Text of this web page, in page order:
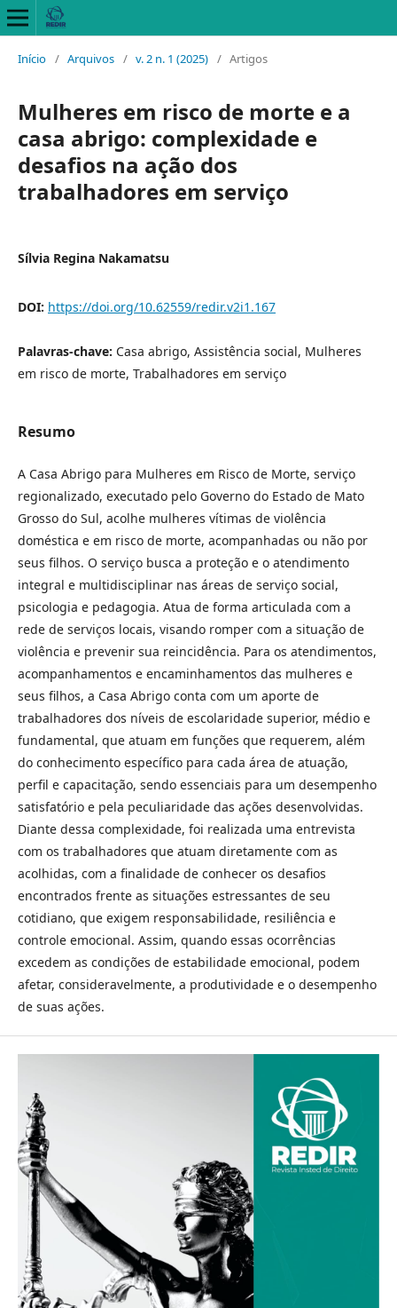
Início / Arquivos / v. 2 n. 1 (2025) / Artigos
Mulheres em risco de morte e a
casa abrigo: complexidade e
desafios na ação dos
trabalhadores em serviço
Sílvia Regina Nakamatsu
DOI: https://doi.org/10.62559/redir.v2i1.167
Palavras-chave: Casa abrigo, Assistência social, Mulheres
em risco de morte, Trabalhadores em serviço
Resumo
A Casa Abrigo para Mulheres em Risco de Morte, serviço
regionalizado, executado pelo Governo do Estado de Mato
Grosso do Sul, acolhe mulheres vítimas de violência
doméstica e em risco de morte, acompanhadas ou não por
seus filhos. O serviço busca a proteção e o atendimento
integral e multidisciplinar nas áreas de serviço social,
psicologia e pedagogia. Atua de forma articulada com a
rede de serviços locais, visando romper com a situação de
violência e prevenir sua reincidência. Para os atendimentos,
acompanhamentos e encaminhamentos das mulheres e
seus filhos, a Casa Abrigo conta com um aporte de
trabalhadores dos níveis de escolaridade superior, médio e
fundamental, que atuam em funções que requerem, além
do conhecimento específico para cada área de atuação,
perfil e capacitação, sendo essenciais para um desempenho
satisfatório e pela peculiaridade das ações desenvolvidas.
Diante dessa complexidade, foi realizada uma entrevista
com os trabalhadores que atuam diretamente com as
acolhidas, com a finalidade de conhecer os desafios
encontrados frente as situações estressantes de seu
cotidiano, que exigem responsabilidade, resiliência e
controle emocional. Assim, quando essas ocorrências
excedem as condições de estabilidade emocional, podem
afetar, consideravelmente, a produtividade e o desempenho
de suas ações.